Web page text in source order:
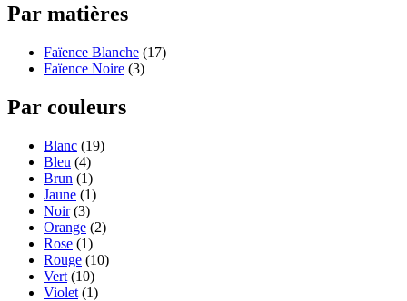
Par matières
Faïence Blanche (17)
Faïence Noire (3)
Par couleurs
Blanc (19)
Bleu (4)
Brun (1)
Jaune (1)
Noir (3)
Orange (2)
Rose (1)
Rouge (10)
Vert (10)
Violet (1)